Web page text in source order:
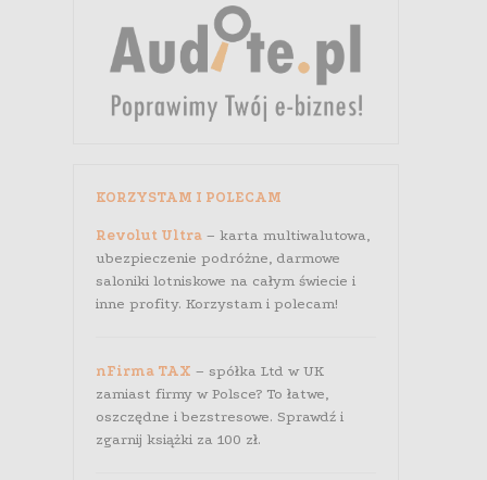
KORZYSTAM I POLECAM
Revolut Ultra– karta multiwalutowa,
ubezpieczenie podróżne, darmowe
saloniki lotniskowe na całym świecie i
inne profity. Korzystam i polecam!
nFirma TAX – spółka Ltd w UK
zamiast firmy w Polsce? To łatwe,
oszczędne i bezstresowe. Sprawdź i
zgarnij książki za 100 zł.